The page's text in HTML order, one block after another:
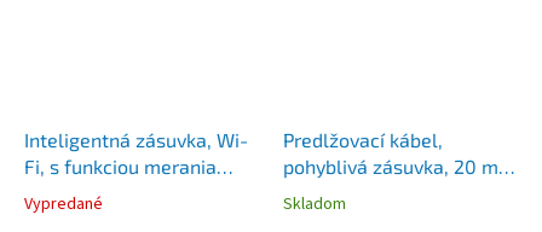
Inteligentná zásuvka, Wi-
Fi, s funkciou merania
spotreby, TP-LINK "TAPO
P115"
Vypredané
Predlžovací kábel,
pohyblivá zásuvka, 20 m,
HOME, oranžová
Skladom